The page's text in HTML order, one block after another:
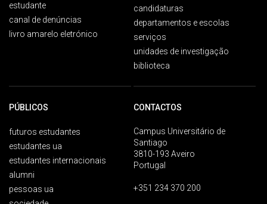
estudante
canal de denúncias
livro amarelo eletrónico
candidaturas
departamentos e escolas
serviços
unidades de investigação
biblioteca
PÚBLICOS
futuros estudantes
estudantes ua
estudantes internacionais
alumni
pessoas ua
CONTACTOS
Campus Universitário de
Santiago
3810-193 Aveiro
Portugal
+351 234 370 200